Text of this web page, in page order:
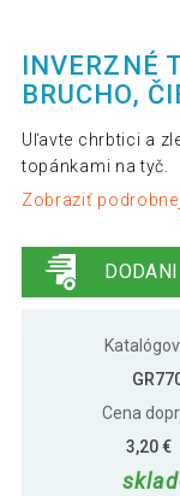
INVERZNÉ
BRUCHO,
Uľavte chrbtici a
topánkami na tyč.
Zobraziť
Cena
3,20 €